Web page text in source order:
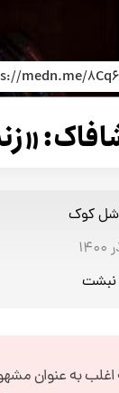
کوک
نبشت
به عنوان